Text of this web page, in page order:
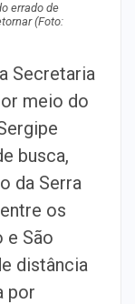
errado de
(Foto:
Secretaria
meio do
busca,
da Serra
os
e São
distância
por